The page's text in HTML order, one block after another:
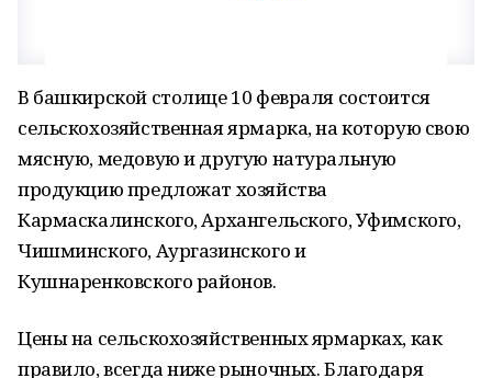
В башкирской столице 10 февраля состоится
сельскохозяйственная ярмарка, на которую свою
мясную, медовую и другую натуральную
продукцию предложат хозяйства
Кармаскалинского, Архангельского, Уфимского,
Чишминского, Аургазинского и
Кушнаренковского районов.
Цены на сельскохозяйственных ярмарках, как
правило, всегда ниже рыночных. Благодаря